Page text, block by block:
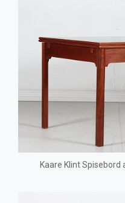
Kaare Klint